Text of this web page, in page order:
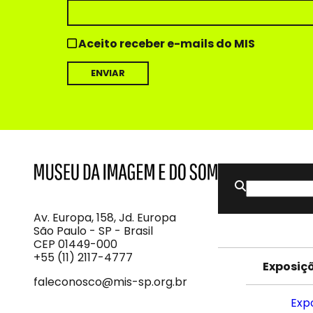
Aceito receber e-mails do MIS
Imagem
e
do
Som
Av. Europa, 158, Jd. Europa
São Paulo - SP - Brasil
CEP 01449-000
+55 (11) 2117-4777
faleconosco@mis-sp.org.br
Buscar
por: